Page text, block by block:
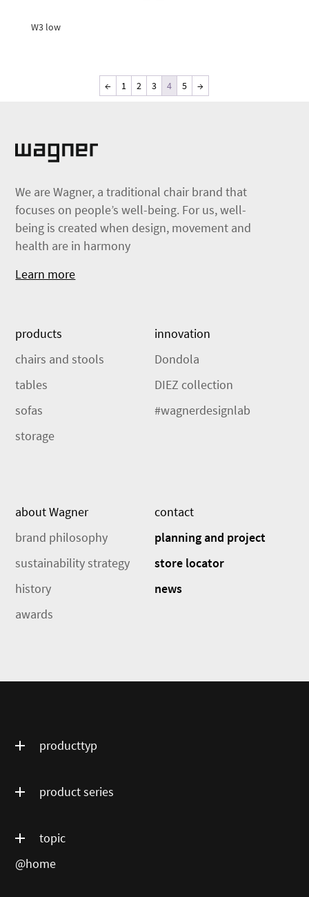
W3 low
← 1 2 3 4 5 →
We are Wagner, a traditional chair brand that
focuses on people’s well-being. For us, well-
being is created when design, movement and
health are in harmony
Learn more
products
chairs and stools
tables
sofas
storage
innovation
Dondola
DIEZ collection
#wagnerdesignlab
about Wagner
brand philosophy
sustainability strategy
history
awards
contact
planning and project
store locator
news
producttyp
product series
topic
@home